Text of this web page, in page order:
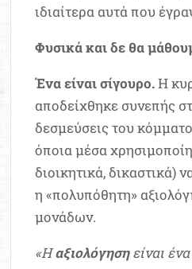
ιδιαίτερα αυτά που
Φυσικά και δε θα
Ένα είναι σίγουρο.Η
αποδείχθηκε συνεπής
δεσμεύσεις του
όποια μέσα
διοικητικά, δικαστικά)
η «πολυπόθητη»
μονάδων.
«Ηαξιολόγησηείναι